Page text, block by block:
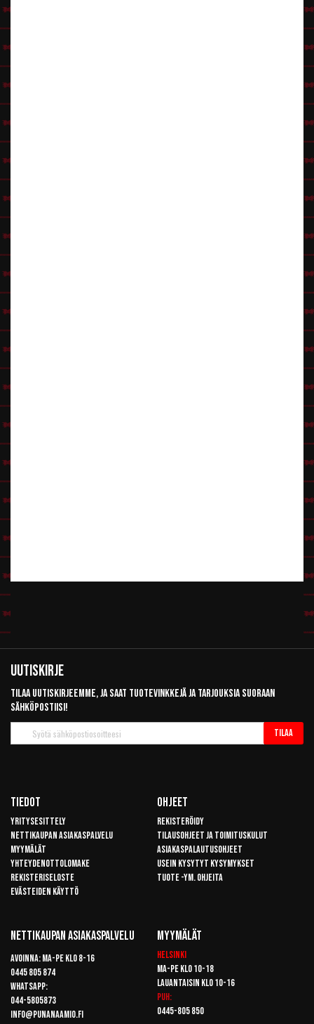
Uutiskirje
Tilaa uutiskirjeemme, ja saat tuotevinkkejä ja tarjouksia suoraan
sähköpostiisi!
uutiskirje
Tilaa
Tiedot
Yritysesittely
Nettikaupan asiakaspalvelu
Myymälät
Yhteydenottolomake
Rekisteriseloste
Evästeiden käyttö
Ohjeet
Rekisteröidy
Tilausohjeet ja toimituskulut
Asiakaspalautusohjeet
Usein kysytyt kysymykset
Tuote -ym. ohjeita
Nettikaupan Asiakaspalvelu
Avoinna: Ma-pe klo 8-16
0445 805 874
Whatsapp:
044-5805873
info@punanaamio.fi
Myymälät
Helsinki
Ma-pe klo 10-18
Lauantaisin klo 10-16
Puh:
0445-805 850